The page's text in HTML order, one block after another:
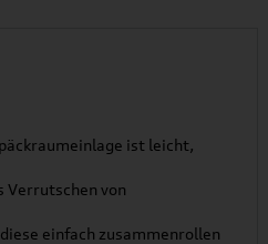
ist leicht,
Verrutschen von
einfach zusammenrollen